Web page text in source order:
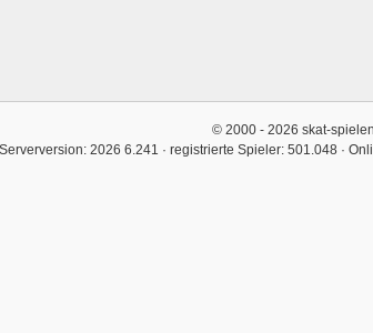
© 2000 - 2026 skat-
Serverversion: 2026 6.241 · registrierte Spieler: 501.048 ·